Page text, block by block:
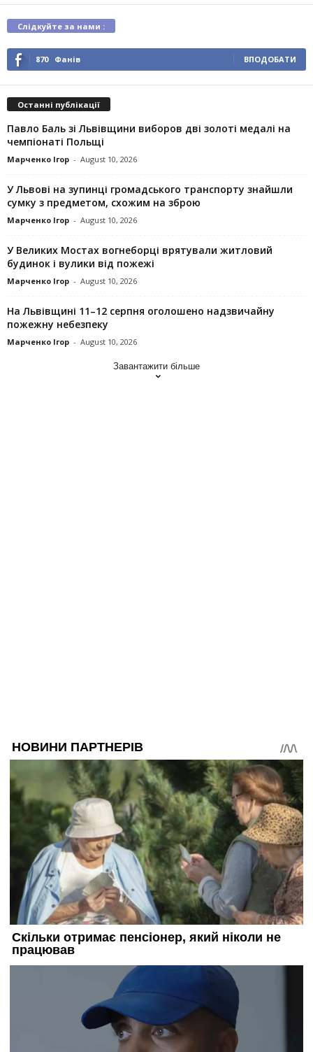
Слідкуйте за нами :
870 Фанів ВПОДОБАТИ
Останні публікації
Павло Баль зі Львівщини виборов дві золоті медалі на
чемпіонаті Польщі
Марченко Ігор - August 10, 2026
У Львові на зупинці громадського транспорту знайшли
сумку з предметом, схожим на зброю
Марченко Ігор - August 10, 2026
У Великих Мостах вогнеборці врятували житловий
будинок і вулики від пожежі
Марченко Ігор - August 10, 2026
На Львівщині 11–12 серпня оголошено надзвичайну
пожежну небезпеку
Марченко Ігор - August 10, 2026
Завантажити більше